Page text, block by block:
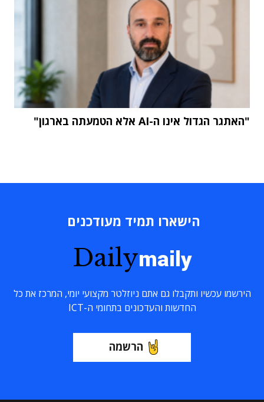
"האתגר הגדול אינו ה-AI אלא הטמעתה בארגון"
הישארו תמיד מעודכנים
Dailymaily
הירשמו עכשיו ותקבלו גם אתם ניוזלטר מקצועי יומי, המרכז את כל
החדשות והעדכונים בתחומי ה-ICT
הרשמה